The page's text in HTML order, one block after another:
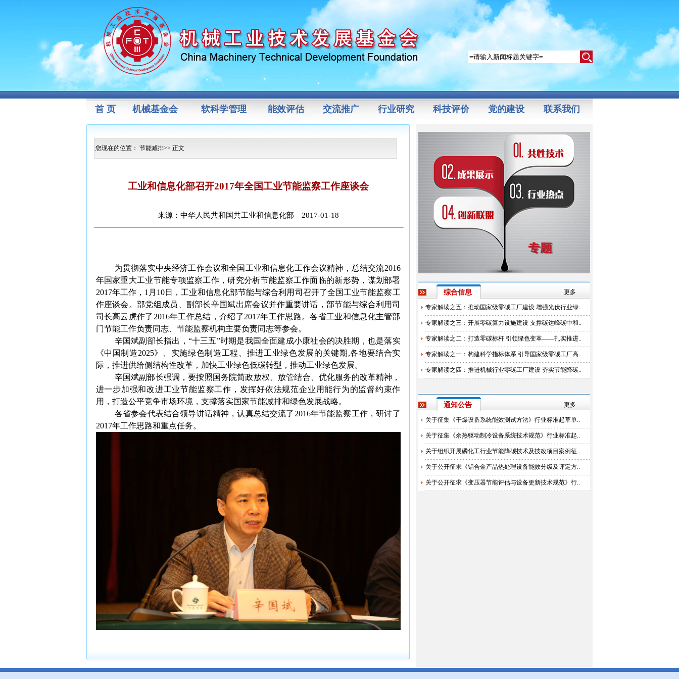
首 页 机械基金会 软科学管理 能效评估 交流推广 行业研究 科技评价 党的建设 联系我们
您现在的位置： 节能减排>> 正文
工业和信息化部召开2017年全国工业节能监察工作座谈会
来源：中华人民共和国共工业和信息化部 2017-01-18
为贯彻落实中央经济工作会议和全国工业和信息化工作会议精神，总结交流2016
年国家重大工业节能专项监察工作，研究分析节能监察工作面临的新形势，谋划部署
2017年工作，1月10日，工业和信息化部节能与综合利用司召开了全国工业节能监察工
作座谈会。部党组成员、副部长辛国斌出席会议并作重要讲话，部节能与综合利用司
司长高云虎作了2016年工作总结，介绍了2017年工作思路。各省工业和信息化主管部
门节能工作负责同志、节能监察机构主要负责同志等参会。
辛国斌副部长指出，“十三五”时期是我国全面建成小康社会的决胜期，也是落实
《中国制造2025》、实施绿色制造工程、推进工业绿色发展的关键期,各地要结合实
际，推进供给侧结构性改革，加快工业绿色低碳转型，推动工业绿色发展。
辛国斌副部长强调，要按照国务院简政放权、放管结合、优化服务的改革精神，
进一步加强和改进工业节能监察工作，发挥好依法规范企业用能行为的监督约束作
用，打造公平竞争市场环境，支撑落实国家节能减排和绿色发展战略。
各省参会代表结合领导讲话精神，认真总结交流了2016年节能监察工作，研讨了
2017年工作思路和重点任务。
综合信息 更多
专家解读之五：推动国家级零碳工厂建设 增强光伏行业绿..
专家解读之三：开展零碳算力设施建设 支撑碳达峰碳中和..
专家解读之二：打造零碳标杆 引领绿色变革——扎实推进..
专家解读之一：构建科学指标体系 引导国家级零碳工厂高..
专家解读之四：推进机械行业零碳工厂建设 夯实节能降碳..
通知公告 更多
关于征集《干燥设备系统能效测试方法》行业标准起草单..
关于征集《余热驱动制冷设备系统技术规范》行业标准起..
关于组织开展磷化工行业节能降碳技术及技改项目案例征..
关于公开征求《铝合金产品热处理设备能效分级及评定方..
关于公开征求《变压器节能评估与设备更新技术规范》行..